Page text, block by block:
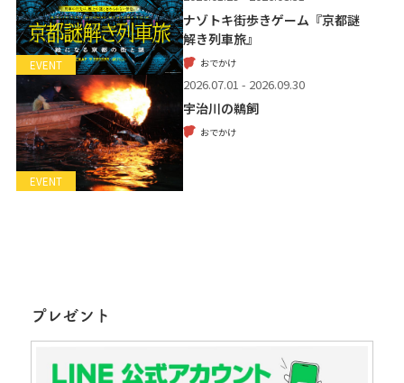
EVENT
ナゾトキ街歩きゲーム『京都謎
解き列車旅』
おでかけ
EVENT
2026.07.01 - 2026.09.30
宇治川の鵜飼
おでかけ
プレゼント